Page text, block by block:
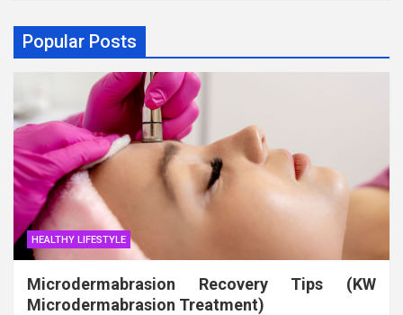
Popular Posts
HEALTHY LIFESTYLE
Microdermabrasion Recovery Tips (KW
Microdermabrasion Treatment)